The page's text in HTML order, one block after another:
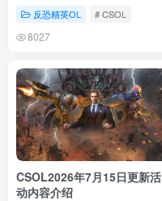
反恐精英OL # CSOL
8027
CSOL2026年7月15日更新活
动内容介绍